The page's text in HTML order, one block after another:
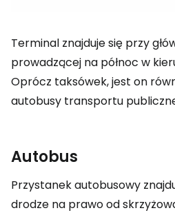
Terminal znajduje się przy
prowadzącej na północ w
Oprócz taksówek, jest on
autobusy transportu
Autobus
Przystanek autobusowy
drodze na prawo od